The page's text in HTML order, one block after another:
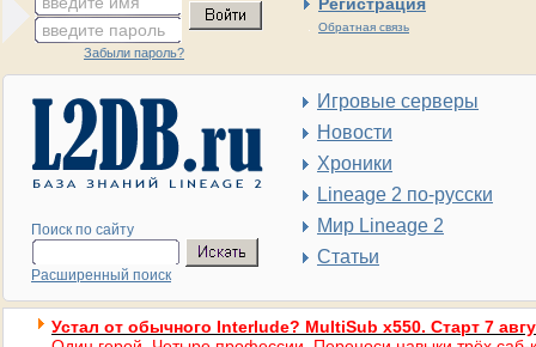
Обратная связь
введите пароль
Забыли пароль?
Поиск по сайту
Расширенный поиск
Игровые серверы
Новости
Хроники
Lineage 2 по-русски
Мир Lineage 2
Статьи
Устал от обычного Interlude? MultiSub x550. Старт 7